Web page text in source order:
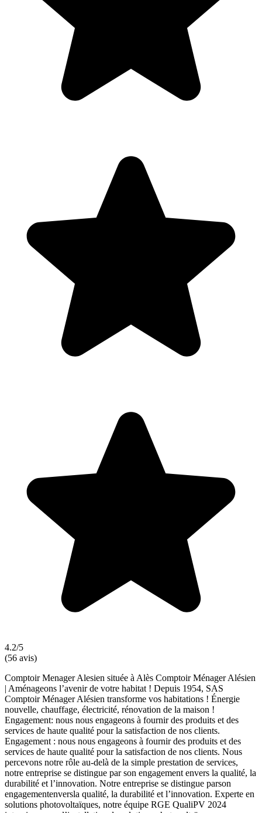
4.2/5
(56 avis)
Comptoir Menager Alesien située à Alès Comptoir Ménager Alésien
| Aménageons l’avenir de votre habitat ! Depuis 1954, SAS
Comptoir Ménager Alésien transforme vos habitations ! Énergie
nouvelle, chauffage, électricité, rénovation de la maison !
Engagement: nous nous engageons à fournir des produits et des
services de haute qualité pour la satisfaction de nos clients.
Engagement : nous nous engageons à fournir des produits et des
services de haute qualité pour la satisfaction de nos clients. Nous
percevons notre rôle au-delà de la simple prestation de services,
notre entreprise se distingue par son engagement envers la qualité, la
durabilité et l’innovation. Notre entreprise se distingue parson
engagementenversla qualité, la durabilité et l’innovation. Experte en
solutions photovoltaïques, notre équipe RGE QualiPV 2024